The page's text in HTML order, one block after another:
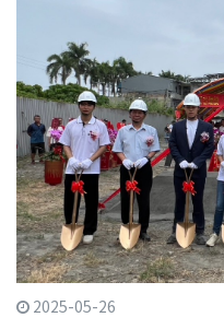
2025-05-26